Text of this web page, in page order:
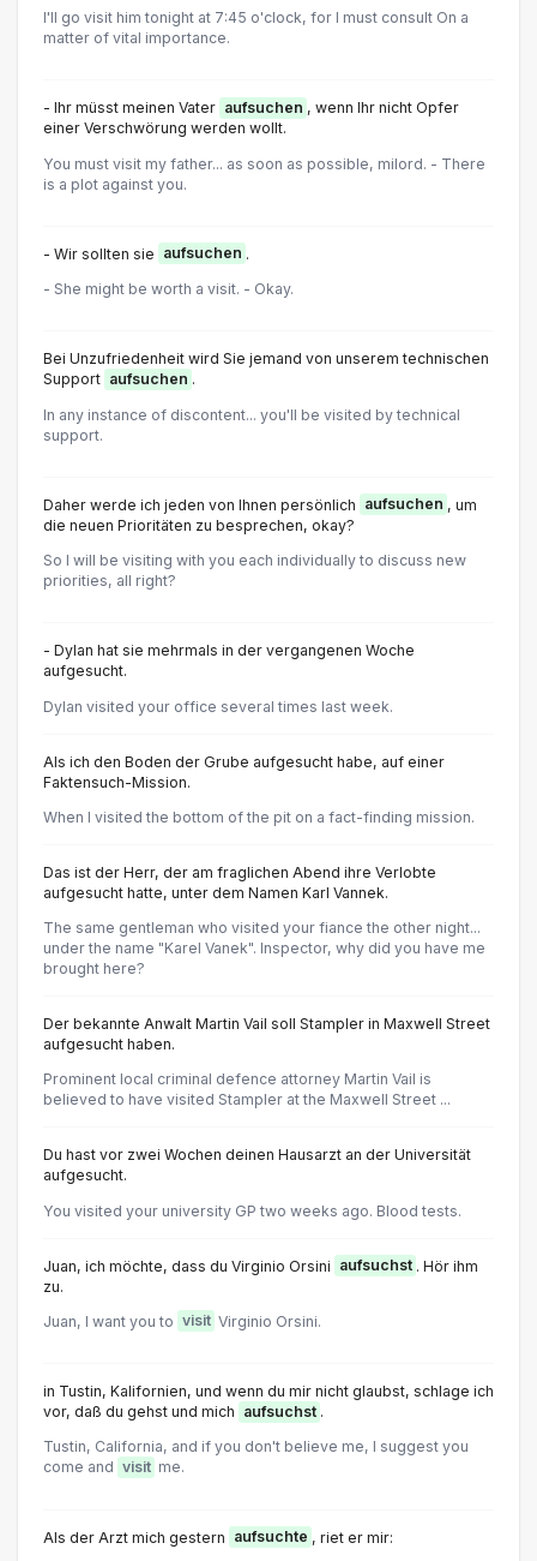
I'll go visit him tonight at 7:45 o'clock, for I must consult On a
matter of vital importance.
- Ihr müsst meinen Vater aufsuchen , wenn Ihr nicht Opfer
einer Verschwörung werden wollt.
You must visit my father... as soon as possible, milord. - There
is a plot against you.
- Wir sollten sie aufsuchen .
- She might be worth a visit. - Okay.
Bei Unzufriedenheit wird Sie jemand von unserem technischen
Support aufsuchen .
In any instance of discontent... you'll be visited by technical
support.
Daher werde ich jeden von Ihnen persönlich aufsuchen , um
die neuen Prioritäten zu besprechen, okay?
So I will be visiting with you each individually to discuss new
priorities, all right?
- Dylan hat sie mehrmals in der vergangenen Woche
aufgesucht.
Dylan visited your office several times last week.
Als ich den Boden der Grube aufgesucht habe, auf einer
Faktensuch-Mission.
When I visited the bottom of the pit on a fact-finding mission.
Das ist der Herr, der am fraglichen Abend ihre Verlobte
aufgesucht hatte, unter dem Namen Karl Vannek.
The same gentleman who visited your fiance the other night...
under the name "Karel Vanek". Inspector, why did you have me
brought here?
Der bekannte Anwalt Martin Vail soll Stampler in Maxwell Street
aufgesucht haben.
Prominent local criminal defence attorney Martin Vail is
believed to have visited Stampler at the Maxwell Street ...
Du hast vor zwei Wochen deinen Hausarzt an der Universität
aufgesucht.
You visited your university GP two weeks ago. Blood tests.
Juan, ich möchte, dass du Virginio Orsini aufsuchst . Hör ihm
zu.
Juan, I want you to visit Virginio Orsini.
in Tustin, Kalifornien, und wenn du mir nicht glaubst, schlage ich
vor, daß du gehst und mich aufsuchst .
Tustin, California, and if you don't believe me, I suggest you
come and visit me.
Als der Arzt mich gestern aufsuchte , riet er mir: